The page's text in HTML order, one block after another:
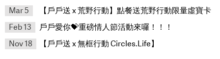
Mar 5
【戶戶送 x 荒野行動】點餐送荒野行動限量虛寶卡
Feb 13
戶戶愛你💝重磅情人節活動來囉！！！
Nov 18
【戶戶送 x 無框行動 Circles.Life】